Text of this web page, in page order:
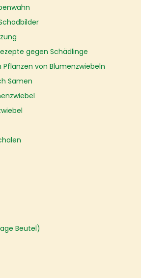
gegen Schädlinge
Pflanzen von Blumenzwiebeln
Samen
Beutel)